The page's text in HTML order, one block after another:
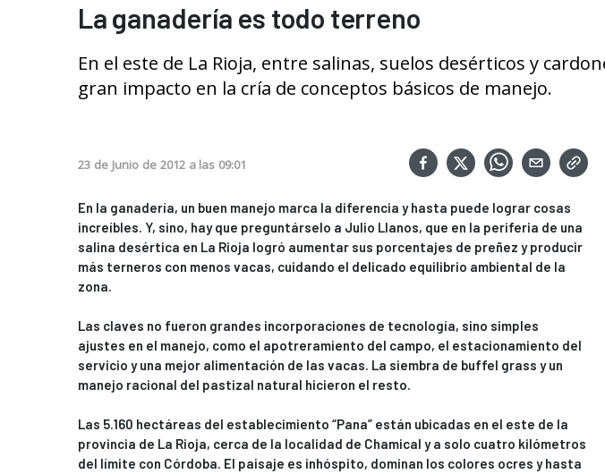
La ganadería es todo terreno
En el este de La Rioja, entre salinas, suelos desérticos y
gran impacto en la cría de conceptos básicos de manejo.
23 de Junio de 2012 a las 09:01
En la ganadería, un buen manejo marca la diferencia y hasta puede lograr cosas
increíbles. Y, sino, hay que preguntárselo a Julio Llanos, que en la periferia de una
salina desértica en La Rioja logró aumentar sus porcentajes de preñez y producir
más terneros con menos vacas, cuidando el delicado equilibrio ambiental de la
zona.
Las claves no fueron grandes incorporaciones de tecnología, sino simples
ajustes en el manejo, como el apotreramiento del campo, el estacionamiento del
servicio y una mejor alimentación de las vacas. La siembra de buffel grass y un
manejo racional del pastizal natural hicieron el resto.
Las 5.160 hectáreas del establecimiento “Pana” están ubicadas en el este de la
provincia de La Rioja, cerca de la localidad de Chamical y a solo cuatro kilómetros
del límite con Córdoba. El paisaje es inhóspito, dominan los colores ocres y hasta